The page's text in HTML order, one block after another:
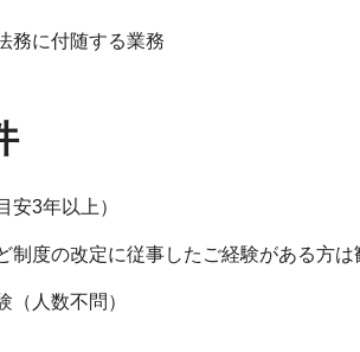
務に付随する業務
安3年以上）
制度の改定に従事したご経験がある方は
（人数不問）